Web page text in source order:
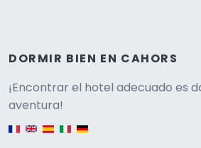
DORMIR BIEN EN CAHORS
¡Encontrar el hotel adecuado es
aventura!